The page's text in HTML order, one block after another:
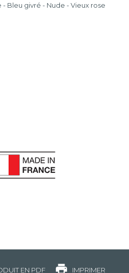
- Bleu givré - Nude - Vieux rose
EN PDF IMPRIMER